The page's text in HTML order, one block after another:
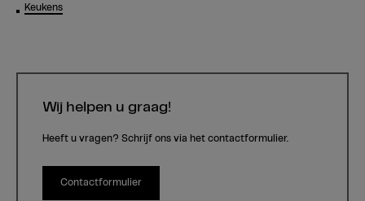
Keukens
Wij helpen u graag!
Heeft u vragen? Schrijf ons via het contactformulier.
Contactformulier